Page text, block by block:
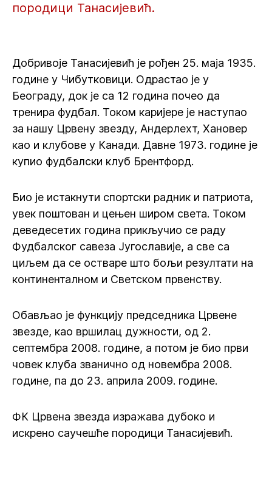
породици Танасијевић.
Добривоје Танасијевић је рођен 25. маја 1935.
године у Чибутковици. Одрастао је у
Београду, док је са 12 година почео да
тренира фудбал. Током каријере је наступао
за нашу Црвену звезду, Андерлехт, Хановер
као и клубове у Канади. Давне 1973. године је
купио фудбалски клуб Брентфорд.
Био је истакнути спортски радник и патриота,
увек поштован и цењен широм света. Током
деведесетих година прикључио се раду
Фудбалског савеза Југославије, а све са
циљем да се остваре што бољи резултати на
континенталном и Светском првенству.
Обављао је функцију председника Црвене
звезде, као вршилац дужности, од 2.
септембра 2008. године, а потом је био први
човек клуба званично од новембра 2008.
године, па до 23. априла 2009. године.
ФК Црвена звезда изражава дубоко и
искрено саучешће породици Танасијевић.